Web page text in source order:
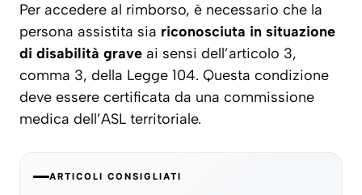
Per accedere al rimborso, è necessario che la
persona assistita sia riconosciuta in situazione
di disabilità grave ai sensi dell’articolo 3,
comma 3, della Legge 104. Questa condizione
deve essere certificata da una commissione
medica dell’ASL territoriale.
ARTICOLI CONSIGLIATI